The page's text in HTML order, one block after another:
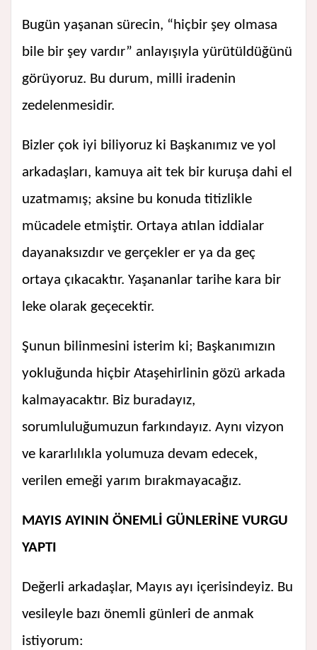
Bugün yaşanan sürecin, “hiçbir şey olmasa
bile bir şey vardır” anlayışıyla yürütüldüğünü
görüyoruz. Bu durum, milli iradenin
zedelenmesidir.
Bizler çok iyi biliyoruz ki Başkanımız ve yol
arkadaşları, kamuya ait tek bir kuruşa dahi el
uzatmamış; aksine bu konuda titizlikle
mücadele etmiştir. Ortaya atılan iddialar
dayanaksızdır ve gerçekler er ya da geç
ortaya çıkacaktır. Yaşananlar tarihe kara bir
leke olarak geçecektir.
Şunun bilinmesini isterim ki; Başkanımızın
yokluğunda hiçbir Ataşehirlinin gözü arkada
kalmayacaktır. Biz buradayız,
sorumluluğumuzun farkındayız. Aynı vizyon
ve kararlılıkla yolumuza devam edecek,
verilen emeği yarım bırakmayacağız.
MAYIS AYININ ÖNEMLİ GÜNLERİNE VURGU
YAPTI
Değerli arkadaşlar, Mayıs ayı içerisindeyiz. Bu
vesileyle bazı önemli günleri de anmak
istiyorum: